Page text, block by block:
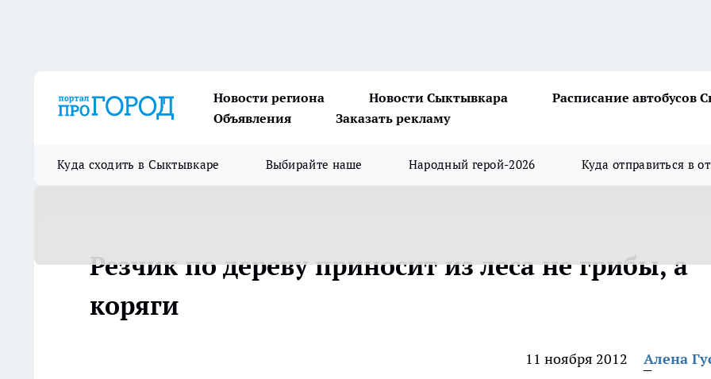
Новости региона Новости Сыктывкара
Расписание автобусов
Объявления
Заказать рекламу
Куда сходить в Сыктывкаре Выбирайте наше Народный герой-2026 Куда отправиться в
Резчик по дереву приносит из леса не грибы, а
коряги
11 ноября 2012
Алена